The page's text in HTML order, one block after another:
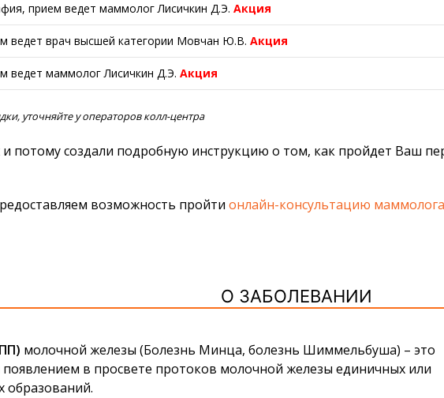
прием ведет маммолог Лисичкин Д.Э. Акция
ведет врач высшей категории Мовчан Ю.В. Акция
ведет маммолог Лисичкин Д.Э. Акция
уточняйте у операторов колл-центра
потому создали подробную инструкцию о том, как пройдет Ваш
возможность пройти онлайн-консультацию маммолога
О ЗАБОЛЕВАНИИ
молочной железы (Болезнь Минца, болезнь Шиммельбуша) – это
в просвете протоков молочной железы единичных или
образований.